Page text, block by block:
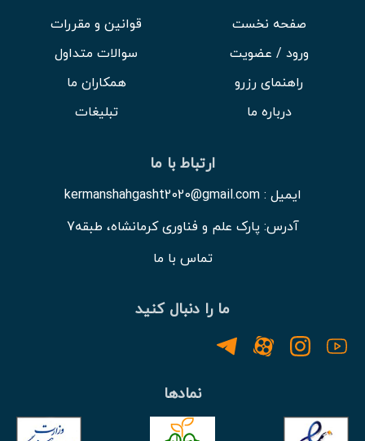
صفحه نخست
ورود / عضویت
راهنمای رزرو
درباره ما
قوانین و مقررات
سوالات متداول
همکاران ما
تبلیغات
ارتباط با ما
ایمیل : kermanshahgasht2020@gmail.com
آدرس: پارک علم و فناوری کرمانشاه، طبقه7
تماس با ما
ما را دنبال کنید
نمادها